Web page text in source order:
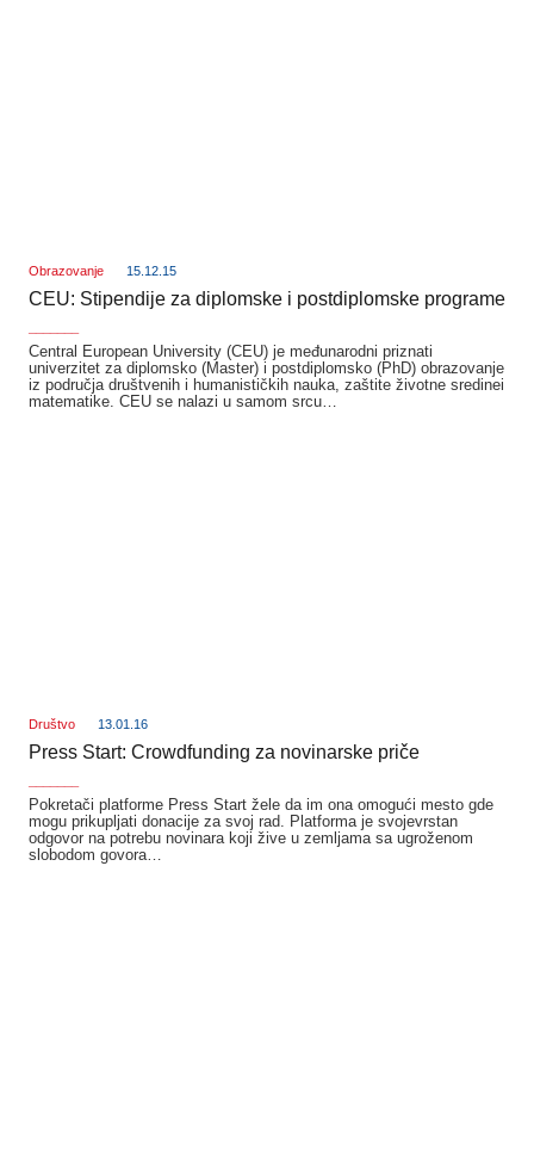
Obrazovanje 15.12.15
CEU: Stipendije za diplomske i postdiplomske programe
Central European University (CEU) je međunarodni priznati
univerzitet za diplomsko (Master) i postdiplomsko (PhD) obrazovanje
iz područja društvenih i humanističkih nauka, zaštite životne sredinei
matematike. CEU se nalazi u samom srcu…
Društvo 13.01.16
Press Start: Crowdfunding za novinarske priče
Pokretači platforme Press Start žele da im ona omogući mesto gde
mogu prikupljati donacije za svoj rad. Platforma je svojevrstan
odgovor na potrebu novinara koji žive u zemljama sa ugroženom
slobodom govora…